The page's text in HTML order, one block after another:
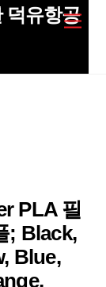
덕유항공
PLA 필
; Black,
Blue,